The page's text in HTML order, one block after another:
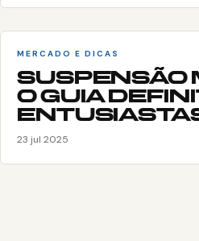
MERCADO E DICAS
SUSPENSÃO
O GUIA
23 jul 2025